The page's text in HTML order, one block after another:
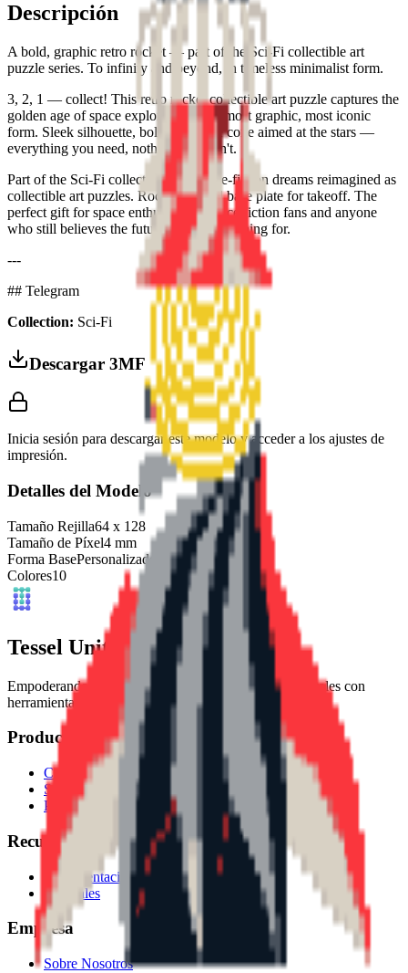
Descripción
A bold, graphic retro rocket — part of the Sci-Fi collectible art
puzzle series. To infinity and beyond, in timeless minimalist form.
3, 2, 1 — collect! This retro rocket collectible art puzzle captures the
golden age of space exploration in its most graphic, most iconic
form. Sleek silhouette, bold fins, nose cone aimed at the stars —
everything you need, nothing you don't.
Part of the Sci-Fi collection — science-fiction dreams reimagined as
collectible art puzzles. Rocket-shaped base plate for takeoff. The
perfect gift for space enthusiasts, science fiction fans and anyone
who still believes the future is worth reaching for.
---
## Telegram
Collection: Sci-Fi
Descargar 3MF
Inicia sesión para descargar este modelo y acceder a los ajustes de
impresión.
Detalles del Modelo
Tamaño Rejilla64 x 128
Tamaño de Píxel4 mm
Forma BasePersonalizado
Colores10
Tessel Units
Empoderando a la próxima generación de artistas digitales con
herramientas 3D fáciles de usar.
Producto
Características
Servidor MCP
Precios
Recursos
Documentación
Tutoriales
Empresa
Sobre Nosotros